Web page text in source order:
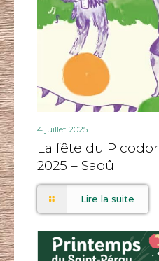
4 juillet 2025
La fête du
2025 – Saoû
Lire la suite